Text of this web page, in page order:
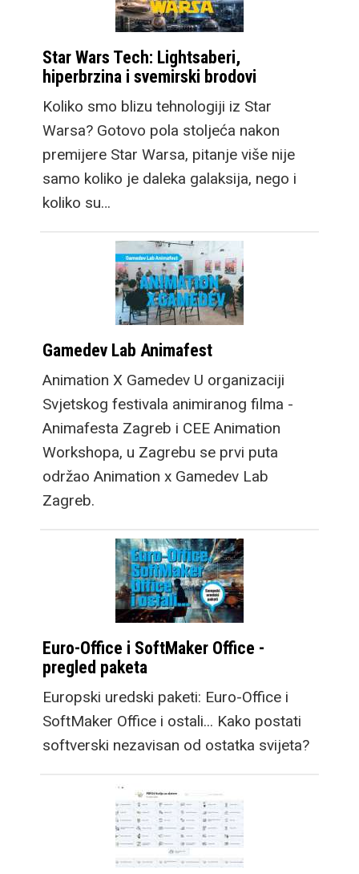
Star Wars Tech: Lightsaberi,
hiperbrzina i svemirski brodovi
Koliko smo blizu tehnologiji iz Star
Warsa? Gotovo pola stoljeća nakon
premijere Star Warsa, pitanje više nije
samo koliko je daleka galaksija, nego i
koliko su…
Gamedev Lab Animafest
Animation X Gamedev U organizaciji
Svjetskog festivala animiranog filma -
Animafesta Zagreb i CEE Animation
Workshopa, u Zagrebu se prvi puta
održao Animation x Gamedev Lab
Zagreb.
Euro-Office i SoftMaker Office -
pregled paketa
Europski uredski paketi: Euro-Office i
SoftMaker Office i ostali... Kako postati
softverski nezavisan od ostatka svijeta?